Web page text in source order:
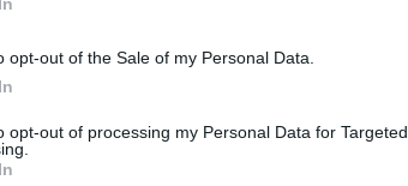
opt-out of the Sale of my Personal Data.
opt-out of processing my Personal Data for Targeted
beväpna sig,
med diskriminering och
göra allt för att överleva